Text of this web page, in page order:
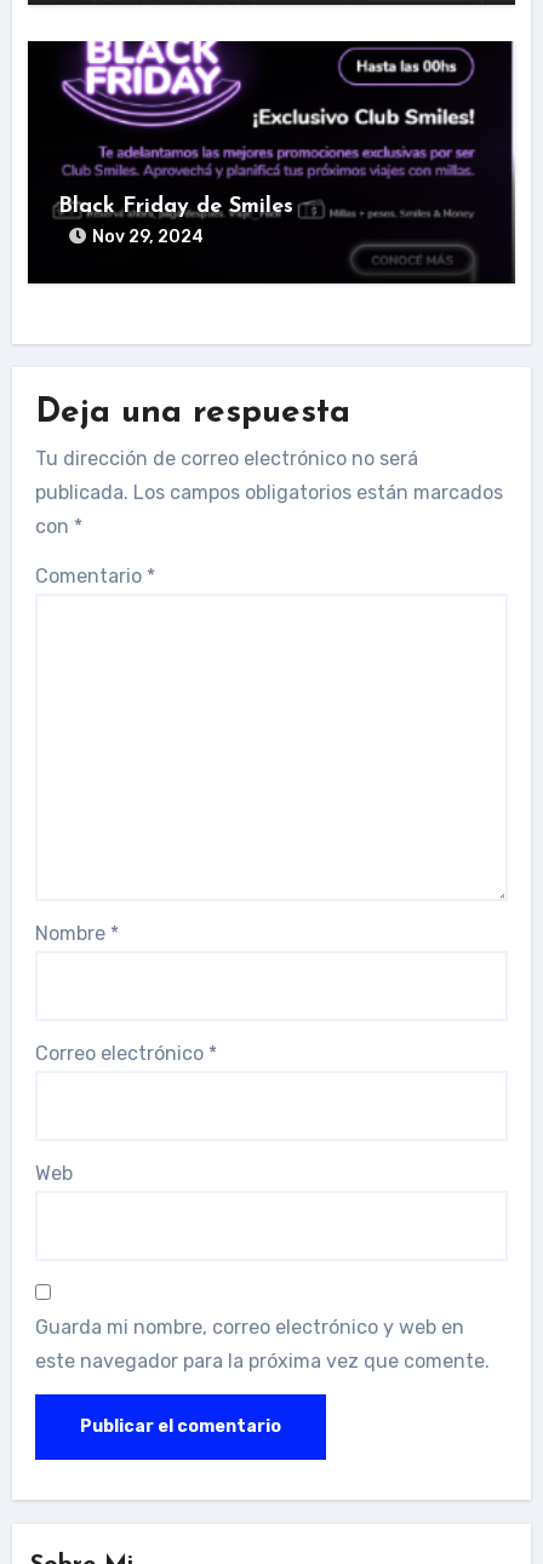
Black Friday de Smiles
Nov 29, 2024
Deja una respuesta
Tu dirección de correo electrónico no será
publicada. Los campos obligatorios están marcados
con *
Comentario *
Nombre *
Correo electrónico *
Web
Guarda mi nombre, correo electrónico y web en
este navegador para la próxima vez que comente.